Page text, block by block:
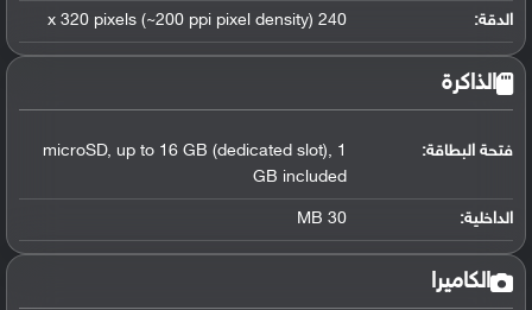
الدقة: 240 x 320 pixels (~200 ppi pixel density)
الذاكرة
فتحة البطاقة:
microSD, up to 16 GB (dedicated slot), 1
GB included
الداخلية: 30 MB
الكاميرا